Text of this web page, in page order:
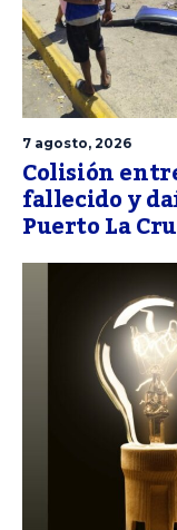
7 agosto, 2026
Colisión
fallecido y
Puerto La